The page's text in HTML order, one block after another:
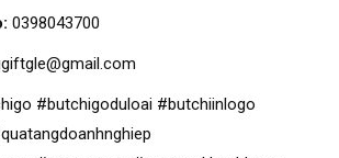
0398043700
#butchigoduloai #butchiinlogo